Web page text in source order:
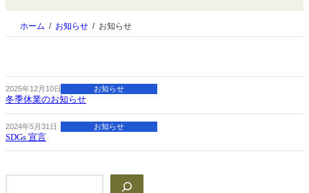
ホーム お知らせ お知らせ
2025年12月10日 お知らせ
冬季休業のお知らせ
2024年5月31日 お知らせ
SDGs 宣言